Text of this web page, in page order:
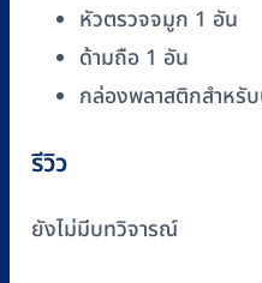
หัวตรวจจมูก 1 อัน
ด้ามถือ 1 อัน
กล่องพลาสติกสำหรั
รีวิว
ยังไม่มีบทวิจารณ์